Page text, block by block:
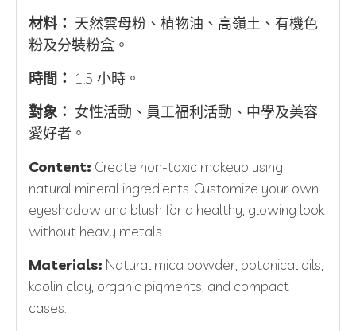
材料： 天然雲母粉、植物油、高嶺土、有機色
粉及分裝粉盒。
時間： 1.5 小時。
對象： 女性活動、員工福利活動、中學及美容
愛好者。
Content: Create non-toxic makeup using
natural mineral ingredients. Customize your own
eyeshadow and blush for a healthy, glowing look
without heavy metals.
Materials: Natural mica powder, botanical oils,
kaolin clay, organic pigments, and compact
cases.